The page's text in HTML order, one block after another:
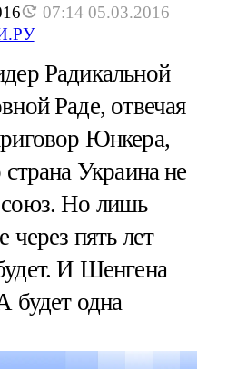
07:14 05.03.2016
Радикальной
Раде, отвечая
Юнкера,
страна Украина не
Но лишь
пять лет
И Шенгена
будет одна